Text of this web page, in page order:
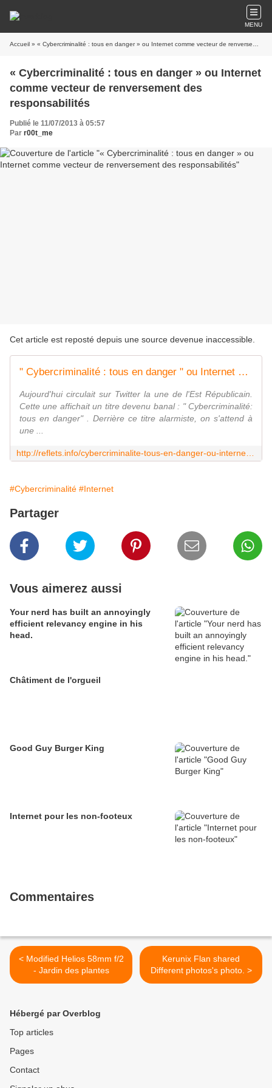
MENU
Accueil » « Cybercriminalité : tous en danger » ou Internet comme vecteur de renversement des responsabilités
« Cybercriminalité : tous en danger » ou Internet
comme vecteur de renversement des
responsabilités
Publié le 11/07/2013 à 05:57
Par r00t_me
Cet article est reposté depuis une source devenue inaccessible.
" Cybercriminalité : tous en danger " ou Internet comme vecteur de renversement des responsabilités
Aujourd'hui circulait sur Twitter la une de l'Est Républicain.
Cette une affichait un titre devenu banal : " Cybercriminalité:
tous en danger" . Derrière ce titre alarmiste, on s'attend à
une ...
#Cybercriminalité #Internet
Partager
Vous aimerez aussi
Your nerd has built an annoyingly
efficient relevancy engine in his
head.
Châtiment de l'orgueil
Good Guy Burger King
Internet pour les non-footeux
Commentaires
< Modified Helios 58mm f/2
- Jardin des plantes
Kerunix Flan shared
Different photos's photo. >
Hébergé par Overblog
Top articles
Pages
Contact